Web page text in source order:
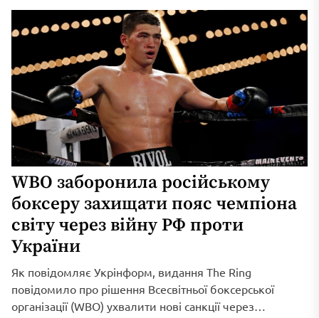
WBO заборонила російському
боксеру захищати пояс чемпіона
світу через війну РФ проти
України
Як повідомляє Укрінформ, видання The Ring
повідомило про рішення Всесвітньої боксерської
організації (WBO) ухвалити нові санкції через